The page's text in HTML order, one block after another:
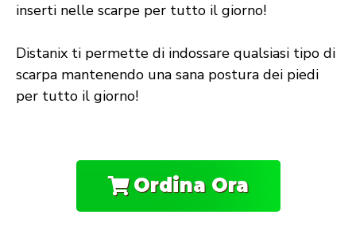
inserti nelle scarpe per tutto il giorno!
Distanix ti permette di indossare qualsiasi tipo di
scarpa mantenendo una sana postura dei piedi
per tutto il giorno!
Ordina Ora